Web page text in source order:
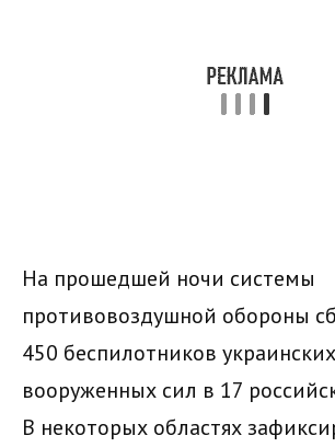
На прошедшей ночи системы
противовоздушной обороны
450 беспилотников украинских
вооруженных сил в 17
В некоторых областях